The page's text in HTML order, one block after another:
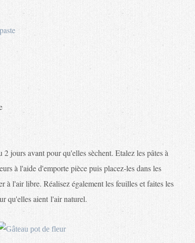
jours avant pour qu'elles sèchent. Etalez les pâtes à
à l'aide d'emporte pièce puis placez-les dans les
à l'air libre. Réalisez également les feuilles et faites les
qu'elles aient l'air naturel.